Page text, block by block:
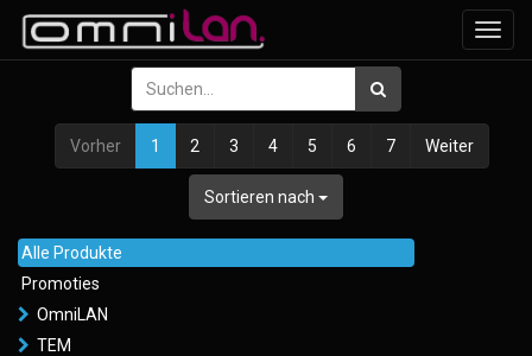
ein-/
Vorher 1 2 3 4 5 6 7 Weiter
Sortieren nach
Alle Produkte
Promoties
OmniLAN
TEM